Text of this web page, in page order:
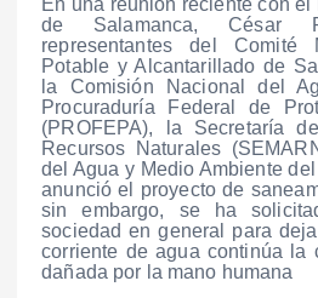
En una reunión reciente con el
de Salamanca, César
representantes del Comité
Potable y Alcantarillado de
la Comisión Nacional del
Procuraduría Federal de
(PROFEPA), la Secretaría
Recursos Naturales
del Agua y Medio Ambiente
anunció el proyecto de
sin embargo, se ha
sociedad en general para
corriente de agua continúa la
dañada por la mano humana